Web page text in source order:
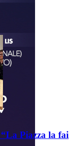
Piazza la fai